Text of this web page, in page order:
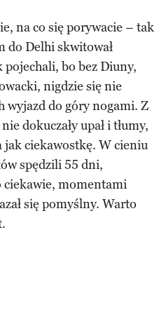
na co się porywacie – tak
do Delhi skwitował
bo bez Diuny,
nigdzie się nie
wyjazd do góry nogami. Z
dokuczały upał i tłumy,
ciekawostkę. W cieniu
spędzili 55 dni,
ciekawie, momentami
się pomyślny. Warto